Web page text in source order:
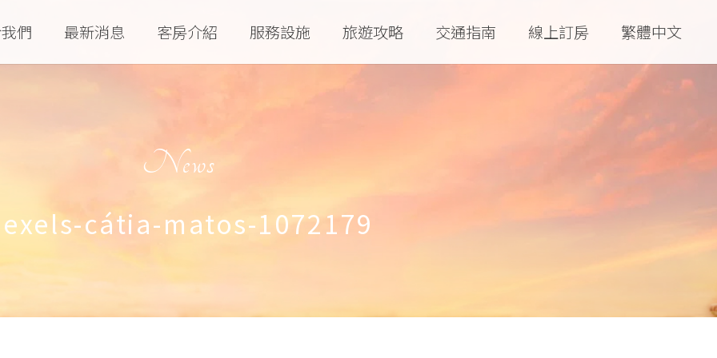
們 最新消息 客房介紹 服務設施 旅遊攻略 交通指南 線上訂房 繁體中文
News
cátia-matos-1072179